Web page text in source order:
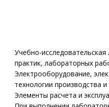
Учебно-
практик, лабораторных
Электрооборудование,
технологии производства
Элементы расчета и